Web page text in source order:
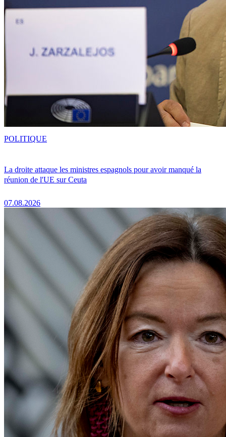
La droite attaque les ministres espagnols pour avoir manqué la
réunion de l'UE sur Ceuta
07.08.2026
POLITIQUE